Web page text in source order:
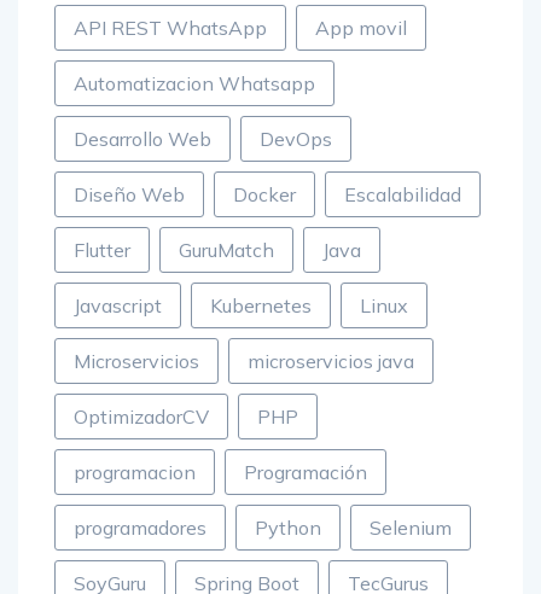
API REST WhatsApp App movil
Automatizacion Whatsapp
Desarrollo Web DevOps
Diseño Web Docker Escalabilidad
Flutter GuruMatch Java
Javascript Kubernetes Linux
Microservicios microservicios java
OptimizadorCV PHP
programacion Programación
programadores Python Selenium
SoyGuru Spring Boot TecGurus